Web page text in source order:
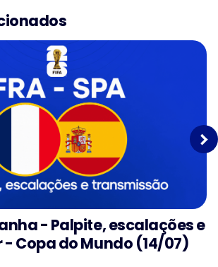
- Palpite, escalações e
Copa do Mundo (14/07)
Next